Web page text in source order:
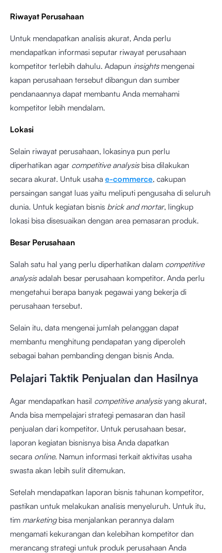
Riwayat Perusahaan
Untuk mendapatkan analisis akurat, Anda perlu
mendapatkan informasi seputar riwayat perusahaan
kompetitor terlebih dahulu. Adapun insightsmengenai
kapan perusahaan tersebut dibangun dan sumber
pendanaannya dapat membantu Anda memahami
kompetitor lebih mendalam.
Lokasi
Selain riwayat perusahaan, lokasinya pun perlu
diperhatikan agar competitive analysisbisa dilakukan
secara akurat. Untuk usaha e-commerce, cakupan
persaingan sangat luas yaitu meliputi pengusaha di seluruh
dunia. Untuk kegiatan bisnis brick and mortar, lingkup
lokasi bisa disesuaikan dengan area pemasaran produk.
Besar Perusahaan
Salah satu hal yang perlu diperhatikan dalam competitive
analysisadalah besar perusahaan kompetitor. Anda perlu
mengetahui berapa banyak pegawai yang bekerja di
perusahaan tersebut.
Selain itu, data mengenai jumlah pelanggan dapat
membantu menghitung pendapatan yang diperoleh
sebagai bahan pembanding dengan bisnis Anda.
Pelajari Taktik Penjualan dan Hasilnya
Agar mendapatkan hasil competitive analysisyang akurat,
Anda bisa mempelajari strategi pemasaran dan hasil
penjualan dari kompetitor. Untuk perusahaan besar,
laporan kegiatan bisnisnya bisa Anda dapatkan
secara online. Namun informasi terkait aktivitas usaha
swasta akan lebih sulit ditemukan.
Setelah mendapatkan laporan bisnis tahunan kompetitor,
pastikan untuk melakukan analisis menyeluruh. Untuk itu,
tim marketingbisa menjalankan perannya dalam
mengamati kekurangan dan kelebihan kompetitor dan
merancang strategi untuk produk perusahaan Anda